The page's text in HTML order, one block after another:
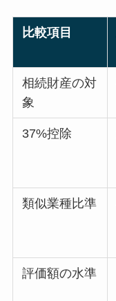
比較項目
相続財産の対
象
37%控除
類似業種比準
評価額の水準